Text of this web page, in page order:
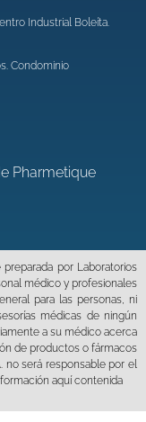
Industrial Boleíta.
Condominio
Pharmetique
por Laboratorios
médico y profesionales
para las personas, ni
médicas de ningún
a su médico acerca
de productos o fármacos
no será responsable por el
aquí contenida